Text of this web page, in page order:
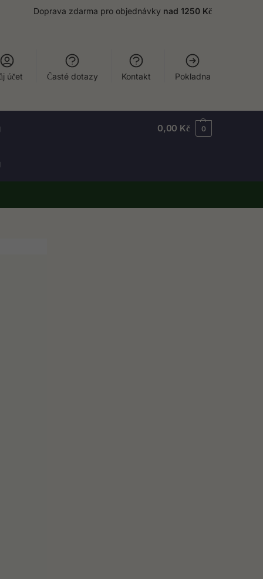
Doprava zdarma pro objednávky nad 1250 Kč
účet Časté dotazy Kontakt Pokladna
0,00 Kč 0